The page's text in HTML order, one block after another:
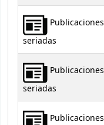
Publicaciones
seriadas
Publicaciones
seriadas
Publicaciones